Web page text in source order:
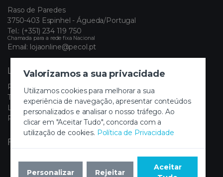
Valorizamos a sua privacidade
Utilizamos cookies para melhorar a sua
experiência de navegação, apresentar conteúdos
personalizados e analisar o nosso tráfego. Ao
clicar em "Aceitar Tudo", concorda com a
utilização de cookies. Política de Privacidade
Personalizar Rejeitar
Aceitar
Raso de Paredes
3750-403 Espinhel - Águeda/Portugal
Tel.: (+351) 234 119 750
Chamada para a rede fixa Nacional
Email: lojaonline@pecol.pt
LINKS ÚTEIS
Política de Privacidade
Termos e Condições
Livro de Reclamações Eletrónico
Painel de Cookies
FIQUE A PAR DAS NOVIDADES